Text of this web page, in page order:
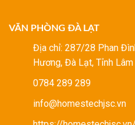
VĂN PHÒNG ĐÀ LẠT
Địa chỉ: 287/28 Phan
Hương, Đà Lạt, Tỉnh
0784 289 289
info@homestechjsc.vn